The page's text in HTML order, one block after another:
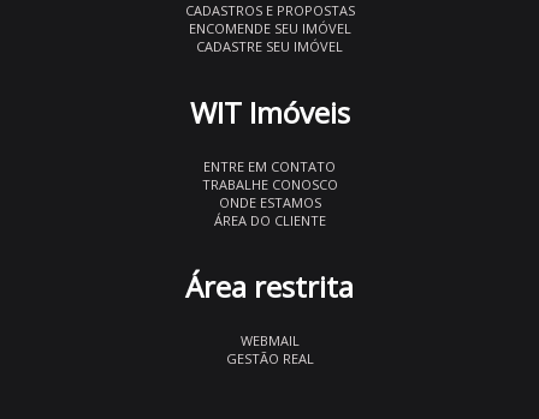
CADASTROS E PROPOSTAS
ENCOMENDE SEU IMÓVEL
CADASTRE SEU IMÓVEL
WIT Imóveis
ENTRE EM CONTATO
TRABALHE CONOSCO
ONDE ESTAMOS
ÁREA DO CLIENTE
Área restrita
WEBMAIL
GESTÃO REAL